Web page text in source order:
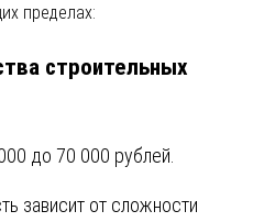
пределах:
строительных
до 70 000 рублей.
зависит от сложности